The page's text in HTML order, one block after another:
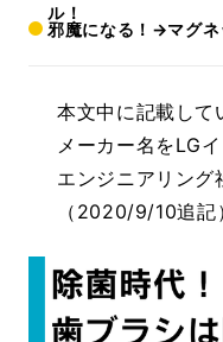
ル！
邪魔になる！→マグネ
本文中に記載して
メーカー名をLG
エンジニアリング
（2020/9/10追記